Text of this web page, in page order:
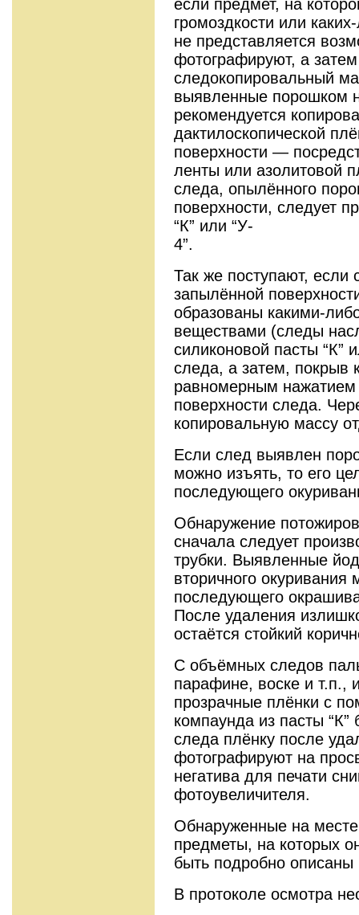
если предмет, на
громоздкости или
не представляется
фотографируют, а
следокопировальный
выявленные порошком
рекомендуется
дактилоскопической
поверхности —
ленты или азолитовой
следа, опылённого
поверхности, следует
“К” или “У-
4”.
Так же поступают, если
запылённой
образованы какими-
веществами (следы
силиконовой пасты “К”
следа, а затем, покрыв
равномерным нажатием
поверхности следа.
копировальную массу
Если след выявлен
можно изъять, то его
последующего
Обнаружение
сначала следует
трубки. Выявленные
вторичного окуривания
последующего
После удаления
остаётся стойкий
С объёмных следов
парафине, воске и т.п.,
прозрачные плёнки с
компаунда из пасты
следа плёнку после
фотографируют на
негатива для печати
фотоувеличителя.
Обнаруженные на
предметы, на которых
быть подробно описаны
В протоколе осмотра